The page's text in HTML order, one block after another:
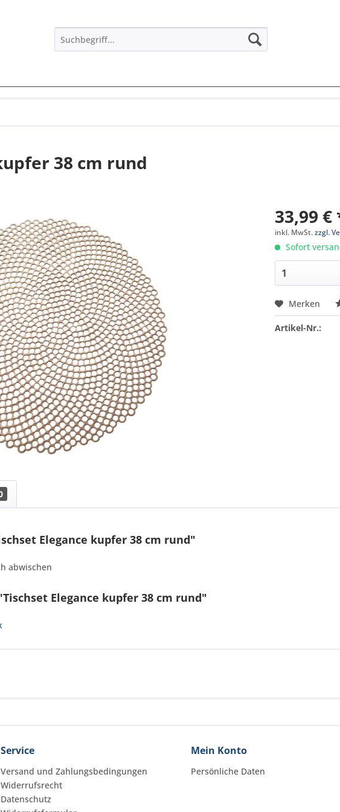
38 cm rund
33,99 €
inkl. MwSt.zzgl.
Sofort
Merken
Artikel-Nr.:
Elegance kupfer 38 cm rund"
abwischen
Elegance kupfer 38 cm rund"
Service
Versand und Zahlungsbedingungen
Widerrufsrecht
Datenschutz
Mein Konto
Persönliche Daten